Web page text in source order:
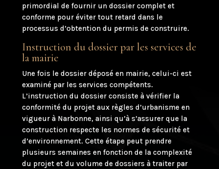
primordial de fournir un dossier complet et
conforme pour éviter tout retard dans le
processus d’obtention du permis de construire.
Instruction du dossier par les services de
la mairie
Une fois le dossier déposé en mairie, celui-ci est
examiné par les services compétents.
L’instruction du dossier consiste à vérifier la
conformité du projet aux règles d’urbanisme en
vigueur à Narbonne, ainsi qu’à s’assurer que la
construction respecte les normes de sécurité et
d’environnement. Cette étape peut prendre
plusieurs semaines en fonction de la complexité
du projet et du volume de dossiers à traiter par